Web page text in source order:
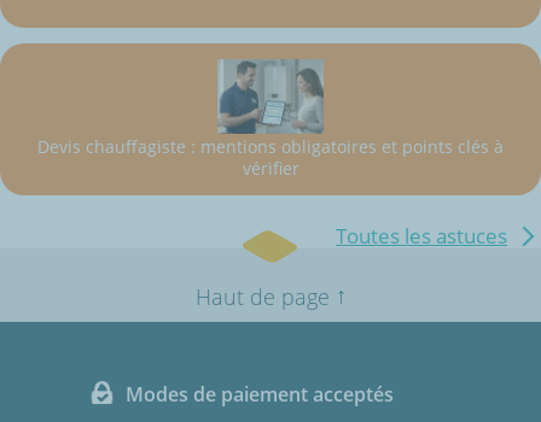
Devis chauffagiste : mentions obligatoires et points clés à
vérifier
Toutes les astuces
Haut de page ↑
Modes de paiement acceptés